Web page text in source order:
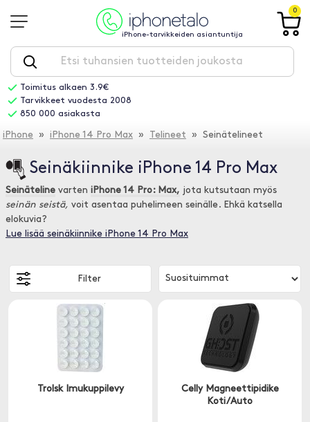
iPhone-tarvikkeiden asiantuntija
0
Toimitus alkaen 3.9€
Tarvikkeet vuodesta 2008
850 000 asiakasta
iPhone » iPhone 14 Pro Max » Telineet » Seinätelineet
Seinäkiinnike iPhone 14 Pro Max
Seinäteline varten iPhone 14 Pro: Max, jota kutsutaan myös
seinän seistä, voit asentaa puhelimeen seinälle. Ehkä katsella
elokuvia?
Lue lisää seinäkiinnike iPhone 14 Pro Max
Filter
Trolsk Imukuppilevy
Celly Magneettipidike
Koti/Auto